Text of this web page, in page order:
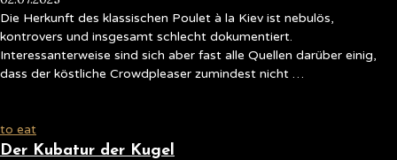
Die Herkunft des klassischen Poulet à la Kiev ist nebulös,
kontrovers und insgesamt schlecht dokumentiert.
Interessanterweise sind sich aber fast alle Quellen darüber einig,
dass der köstliche Crowdpleaser zumindest nicht …
to eat
Der Kubatur der Kugel